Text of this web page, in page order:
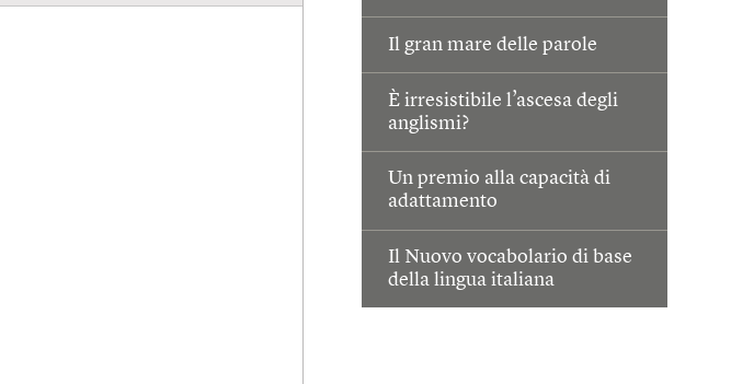
Il gran mare delle parole
È irresistibile l’ascesa degli
anglismi?
Un premio alla capacità di
adattamento
Il Nuovo vocabolario di base
della lingua italiana